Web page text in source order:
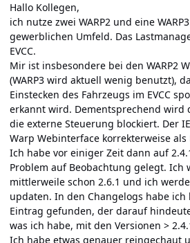
Hallo Kollegen,
ich nutze zwei WARP2 und eine
gewerblichen Umfeld. Das
EVCC.
Mir ist insbesondere bei den WARP2
(WARP3 wird aktuell wenig benutzt),
Einstecken des Fahrzeugs im EVCC
erkannt wird. Dementsprechend wird
die externe Steuerung blockiert. Der
Warp Webinterface korrekterweise als
Ich habe vor einiger Zeit dann auf
Problem auf Beobachtung gelegt. Ich
mittlerweile schon 2.6.1 und ich
updaten. In den Changelogs habe
Eintrag gefunden, der darauf
was ich habe, mit den Versionen >
Ich habe etwas genauer reingechaut